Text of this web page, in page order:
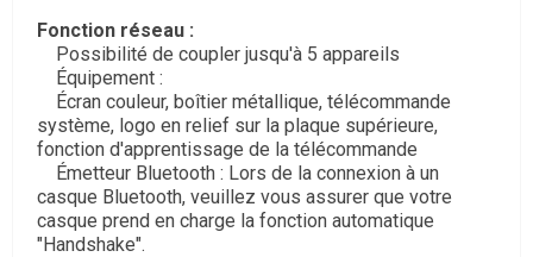
Fonction réseau :
Possibilité de coupler jusqu'à 5 appareils
Équipement :
Écran couleur, boîtier métallique, télécommande
système, logo en relief sur la plaque supérieure,
fonction d'apprentissage de la télécommande
Émetteur Bluetooth : Lors de la connexion à un
casque Bluetooth, veuillez vous assurer que votre
casque prend en charge la fonction automatique
"Handshake".